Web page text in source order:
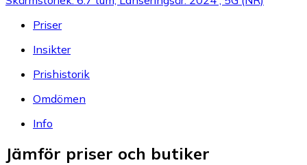
Priser
Insikter
Prishistorik
Omdömen
Info
Jämför priser och butiker